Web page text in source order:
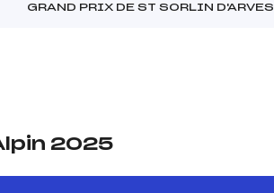
GRAND PRIX DE ST SORLIN D'ARVES
2025